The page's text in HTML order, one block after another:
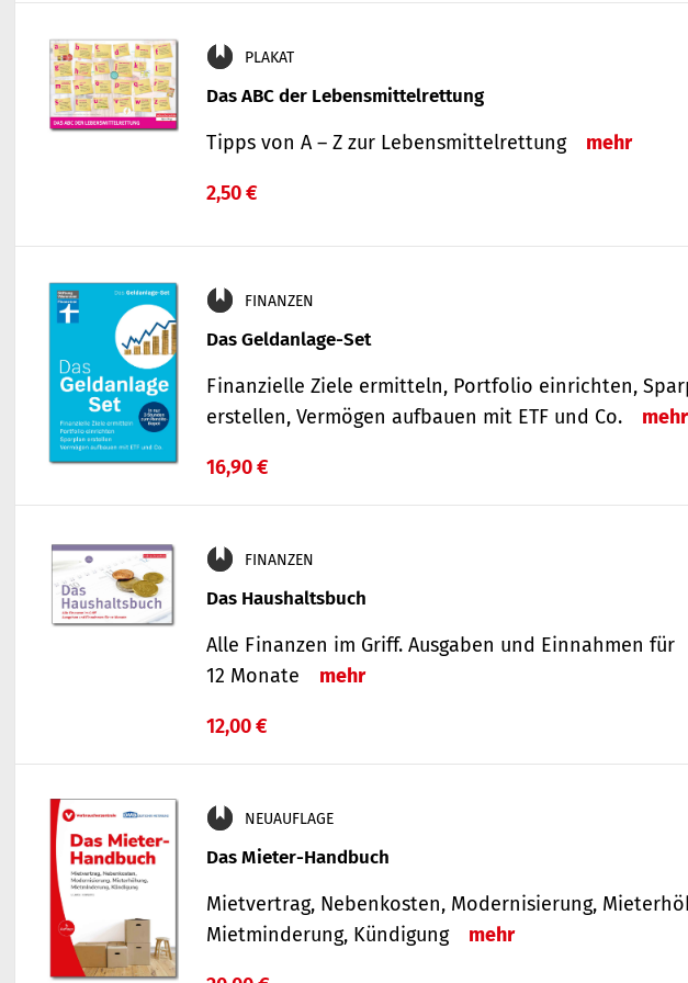
PLAKAT
Das ABC der Lebensmittelrettung
Tipps von A – Z zur Lebensmittelrettung mehr
2,50 €
FINANZEN
Das Geldanlage-Set
Finanzielle Ziele ermitteln, Portfolio einrichten,
erstellen, Vermögen aufbauen mit ETF und Co.
mehr
16,90 €
FINANZEN
Das Haushaltsbuch
Alle Finanzen im Griff. Aus­gaben und Ein­nahmen für
12 Monate
mehr
12,00 €
NEUAUFLAGE
Das Mieter-Handbuch
Mietvertrag, Nebenkosten, Modernisierung,
Mietminderung, Kündigung
mehr